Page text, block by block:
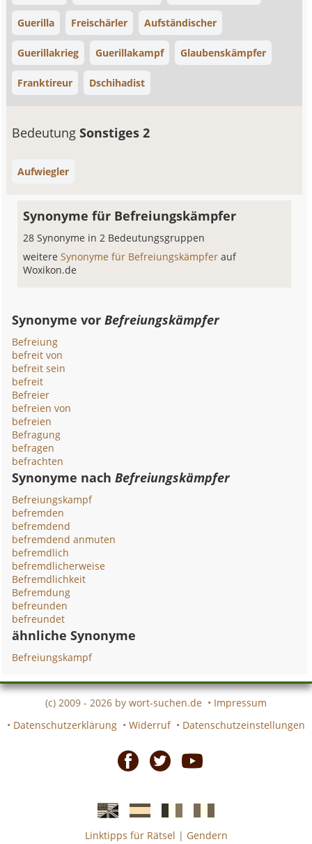
Guerilla Freischärler Aufständischer
Guerillakrieg Guerillakampf Glaubenskämpfer
Franktireur Dschihadist
BedeutungSonstiges 2
Aufwiegler
Synonyme für Befreiungskämpfer
28 Synonyme in 2 Bedeutungsgruppen
weitereSynonyme für Befreiungskämpferauf
Woxikon.de
Synonyme vorBefreiungskämpfer
Befreiung
befreit von
befreit sein
befreit
Befreier
befreien von
befreien
Befragung
befragen
befrachten
Synonyme nachBefreiungskämpfer
Befreiungskampf
befremden
befremdend
befremdend anmuten
befremdlich
befremdlicherweise
Befremdlichkeit
Befremdung
befreunden
befreundet
ähnliche Synonyme
Befreiungskampf
(c) 2009 - 2026 by wort-suchen.de • Impressum
• Datenschutzerklärung • Widerruf • Datenschutzeinstellungen
EnglischeSpanischefranzösicheitalienische
Linktipps für Rätsel | Gendern